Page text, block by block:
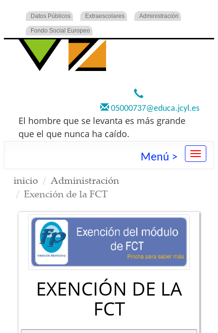
Datos Públicos Extraescolares Administración
Fondo Social Europeo
05000737@educa.jcyl.es
El hombre que se levanta es más grande
que el que nunca ha caído.
Menú >
inicio
Administración
Exención de la FCT
EXENCIÓN DE LA
FCT